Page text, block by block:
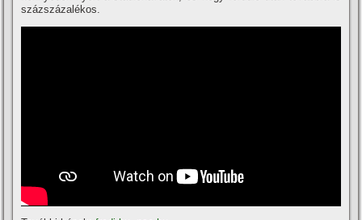
százszázalékos.